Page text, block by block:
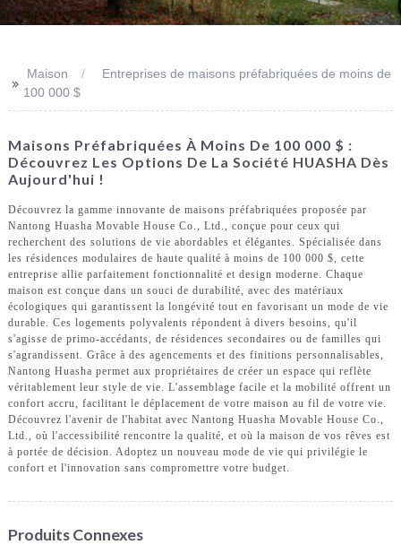
>> Maison
Entreprises de maisons préfabriquées de moins de
100 000 $
Maisons Préfabriquées À Moins De 100 000 $ :
Découvrez Les Options De La Société HUASHA Dès
Aujourd'hui !
Découvrez la gamme innovante de maisons préfabriquées proposée par
Nantong Huasha Movable House Co., Ltd., conçue pour ceux qui
recherchent des solutions de vie abordables et élégantes. Spécialisée dans
les résidences modulaires de haute qualité à moins de 100 000 $, cette
entreprise allie parfaitement fonctionnalité et design moderne. Chaque
maison est conçue dans un souci de durabilité, avec des matériaux
écologiques qui garantissent la longévité tout en favorisant un mode de vie
durable. Ces logements polyvalents répondent à divers besoins, qu'il
s'agisse de primo-accédants, de résidences secondaires ou de familles qui
s'agrandissent. Grâce à des agencements et des finitions personnalisables,
Nantong Huasha permet aux propriétaires de créer un espace qui reflète
véritablement leur style de vie. L'assemblage facile et la mobilité offrent un
confort accru, facilitant le déplacement de votre maison au fil de votre vie.
Découvrez l'avenir de l'habitat avec Nantong Huasha Movable House Co.,
Ltd., où l'accessibilité rencontre la qualité, et où la maison de vos rêves est
à portée de décision. Adoptez un nouveau mode de vie qui privilégie le
confort et l'innovation sans compromettre votre budget.
Produits Connexes